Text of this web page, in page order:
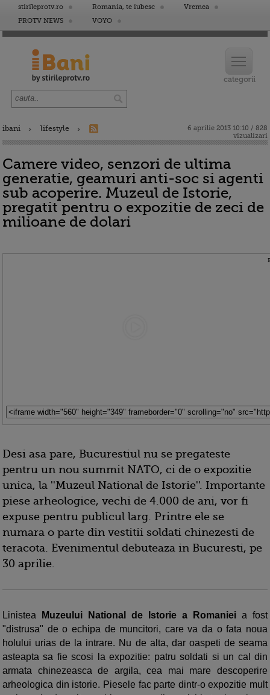
stirileprotv.ro Romania, te iubesc
Vremea
PROTV NEWS
VOYO
ibani lifestyle
6 aprilie 2013 10:10 / 828
vizualizari
Camere video, senzori de ultima
generatie, geamuri anti-soc si agenti
sub acoperire. Muzeul de Istorie,
pregatit pentru o expozitie de zeci de
milioane de dolari
Desi asa pare, Bucurestiul nu se pregateste
pentru un nou summit NATO, ci de o expozitie
unica, la ''Muzeul National de Istorie''. Importante
piese arheologice, vechi de 4.000 de ani, vor fi
expuse pentru publicul larg. Printre ele se
numara o parte din vestitii soldati chinezesti de
teracota. Evenimentul debuteaza in Bucuresti, pe
30 aprilie.
Linistea Muzeului National de Istorie a Romaniei a fost
"distrusa" de o echipa de muncitori, care va da o fata noua
holului urias de la intrare. Nu de alta, dar oaspeti de seama
asteapta sa fie scosi la expozitie: patru soldati si un cal din
armata chinezeasca de argila, cea mai mare descoperire
arheologica din istorie. Piesele fac parte dintr-o expozitie mult